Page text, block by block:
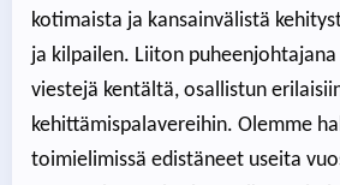
kotimaista ja kansainvälistä
ja kilpailen. Liiton
viestejä kentältä, osallistun
kehittämispalavereihin. Olemme
toimielimissä edistäneet useita